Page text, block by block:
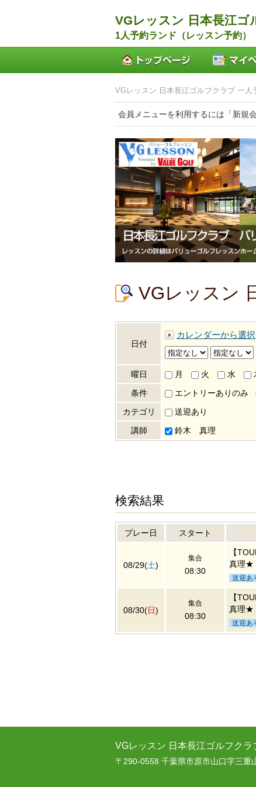
VGレッスン 日本長江ゴ
1人予約ランド（レッスン予約）
VGレッスン 日本長江ゴルフクラブ 一人
会員メニューを利用するには「新規
VGレッスン
日付
カレンダーから選択
曜日
月 火 水
条件
エントリーありのみ
カテゴリ
送迎あり
講師
鈴木 真理
検索結果
プレー日 スタート
08/29(土)
集合
08:30
【
真理★
送迎あ
08/30(日)
集合
08:30
【
真理★
送迎あ
VGレッスン 日本長江ゴルフクラ
〒290-0558 千葉県市原市山口字三